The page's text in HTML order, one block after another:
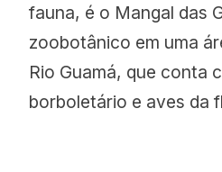
fauna, é o Mangal das
zoobotânico em uma
Rio Guamá, que conta
borboletário e aves da